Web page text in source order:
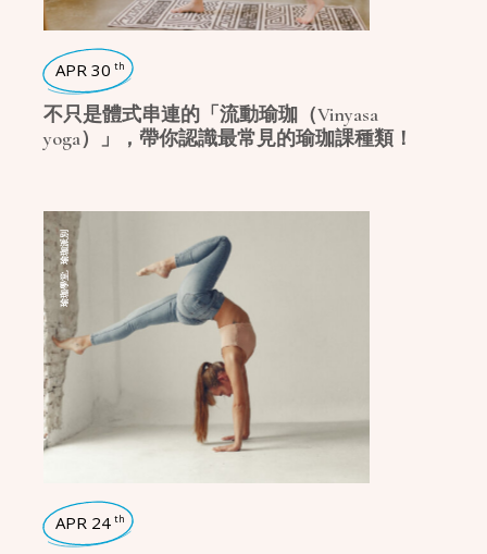
APR 30 th
不只是體式串連的「流動瑜珈（Vinyasa
yoga）」，帶你認識最常見的瑜珈課種類！
瑜珈學堂
瑜珈派別
APR 24 th